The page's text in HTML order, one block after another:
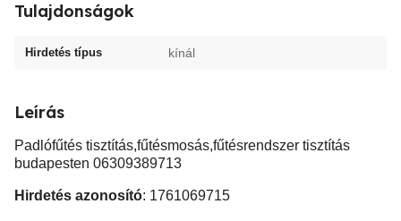
Tulajdonságok
Hirdetés típus kínál
Leírás
Padlófűtés tisztítás,fűtésmosás,fűtésrendszer tisztítás
budapesten 06309389713
Hirdetés azonosító: 1761069715